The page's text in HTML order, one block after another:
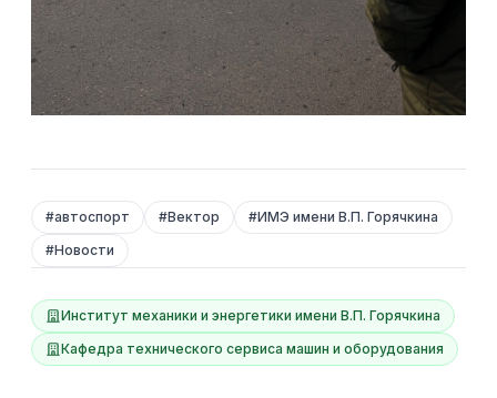
#автоспорт #Вектор #ИМЭ имени В.П. Горячкина
#Новости
Институт механики и энергетики имени В.П. Горячкина
Кафедра технического сервиса машин и оборудования